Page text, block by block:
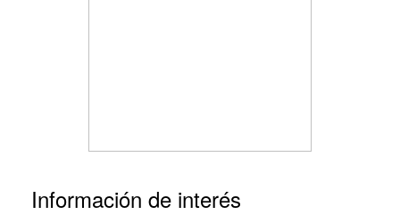
Información de interés